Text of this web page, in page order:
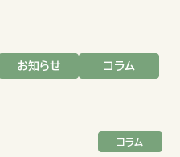
お知らせ コラム
コラム